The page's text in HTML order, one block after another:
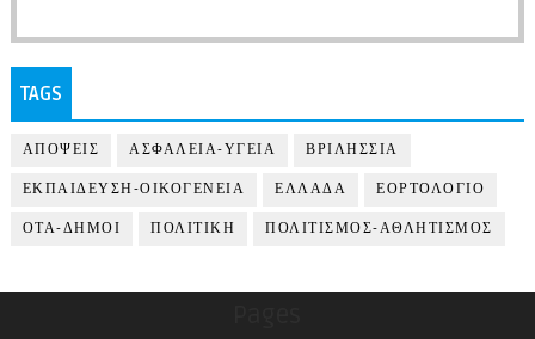
TAGS
ΑΠΟΨΕΙΣ ΑΣΦΑΛΕΙΑ-ΥΓΕΙΑ ΒΡΙΛΗΣΣΙΑ
ΕΚΠΑΙΔΕΥΣΗ-ΟΙΚΟΓΕΝΕΙΑ ΕΛΛΑΔΑ ΕΟΡΤΟΛΟΓΙΟ
ΟΤΑ-ΔΗΜΟΙ ΠΟΛΙΤΙΚΗ ΠΟΛΙΤΙΣΜΟΣ-ΑΘΛΗΤΙΣΜΟΣ